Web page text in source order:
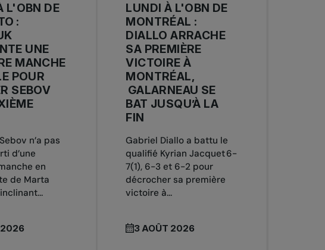
L'OBN DE
:
UNE
MANCHE
POUR
SEBOV
n’a pas
d’une
en
de Marta
LUNDI À L'OBN DE
MONTRÉAL :
DIALLO ARRACHE
SA PREMIÈRE
VICTOIRE À
MONTRÉAL,
GALARNEAU SE
BAT JUSQU’À LA
FIN
Gabriel Diallo a battu le
qualifié Kyrian Jacquet 6-
7(1), 6-3 et 6-2 pour
décrocher sa première
victoire à...
3 AOÛT 2026